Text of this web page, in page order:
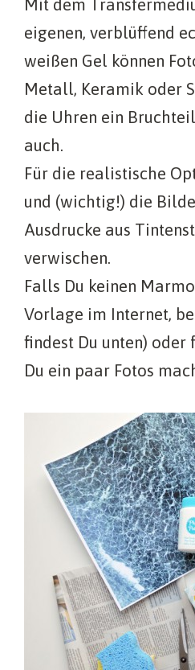
Mit dem
eigenen, verblüffend
weißen Gel können
Metall, Keramik oder
die Uhren ein
auch.
Für die realistische
und (wichtig!) die
Ausdrucke aus
verwischen.
Falls Du keinen
Vorlage im Internet,
findest Du unten)
Du ein paar Fotos